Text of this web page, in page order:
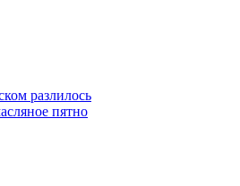
разлилось
пятно